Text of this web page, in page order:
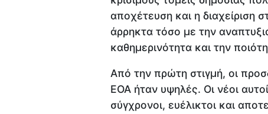
αποχέτευση και η διαχείριση
άρρηκτα τόσο με την
καθημερινότητα και την
Από την πρώτη στιγμή, οι
ΕΟΑ ήταν υψηλές. Οι νέοι
σύγχρονοι, ευέλικτοι και